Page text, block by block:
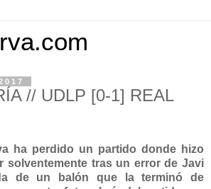
// UDLP [0-1] REAL
ha perdido un partido donde hizo
solventemente tras un error de Javi
de un balón que la terminó de